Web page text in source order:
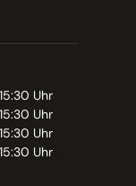
Uhr
Uhr
Uhr
Uhr